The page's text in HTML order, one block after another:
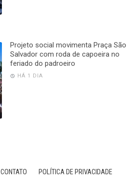
Projeto social movimenta Praça São
Salvador com roda de capoeira no
feriado do padroeiro
HÁ 1 DIA
CONTATO POLÍTICA DE PRIVACIDADE